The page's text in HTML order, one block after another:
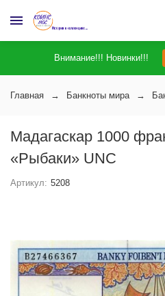
Внимание!!! Новинки!!!
Главная Банкноты мира
Мадагаскар 1000
«Рыбаки» UNC
Артикул: 5208